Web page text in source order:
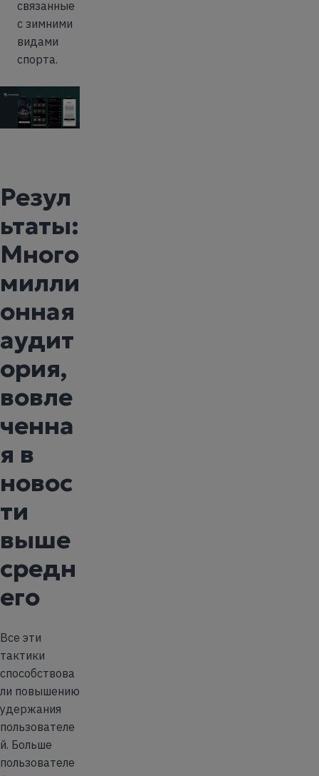
связанные
с зимними
видами
спорта.
Резул
ьтаты:
Много
милли
онная
аудит
ория,
вовле
ченна
я в
новос
ти
выше
средн
его
Все эти
тактики
способствова
ли повышению
удержания
пользователе
й. Больше
пользователе